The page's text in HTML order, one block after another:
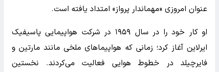
عنوان امروزی «مهماندار پرواز» امتداد یافته است.
او کار خود را در سال ۱۹۵۹ در شرکت هواپیمایی پاسیفیک
ایرلاین آغاز کرد؛ زمانی که هواپیماهای ملخی مانند مارتین و
فایرچیلد در خطوط هوایی فعالیت می‌کردند. نخستین